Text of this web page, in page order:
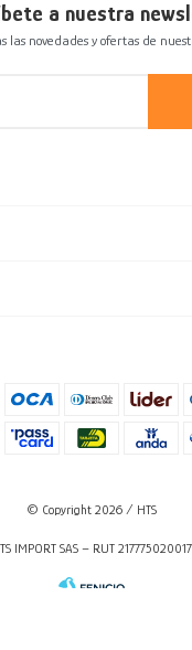
a nuestra
las novedades y ofertas de
© Copyright 2026 / HTS
IMPORT SAS – RUT 217775020017